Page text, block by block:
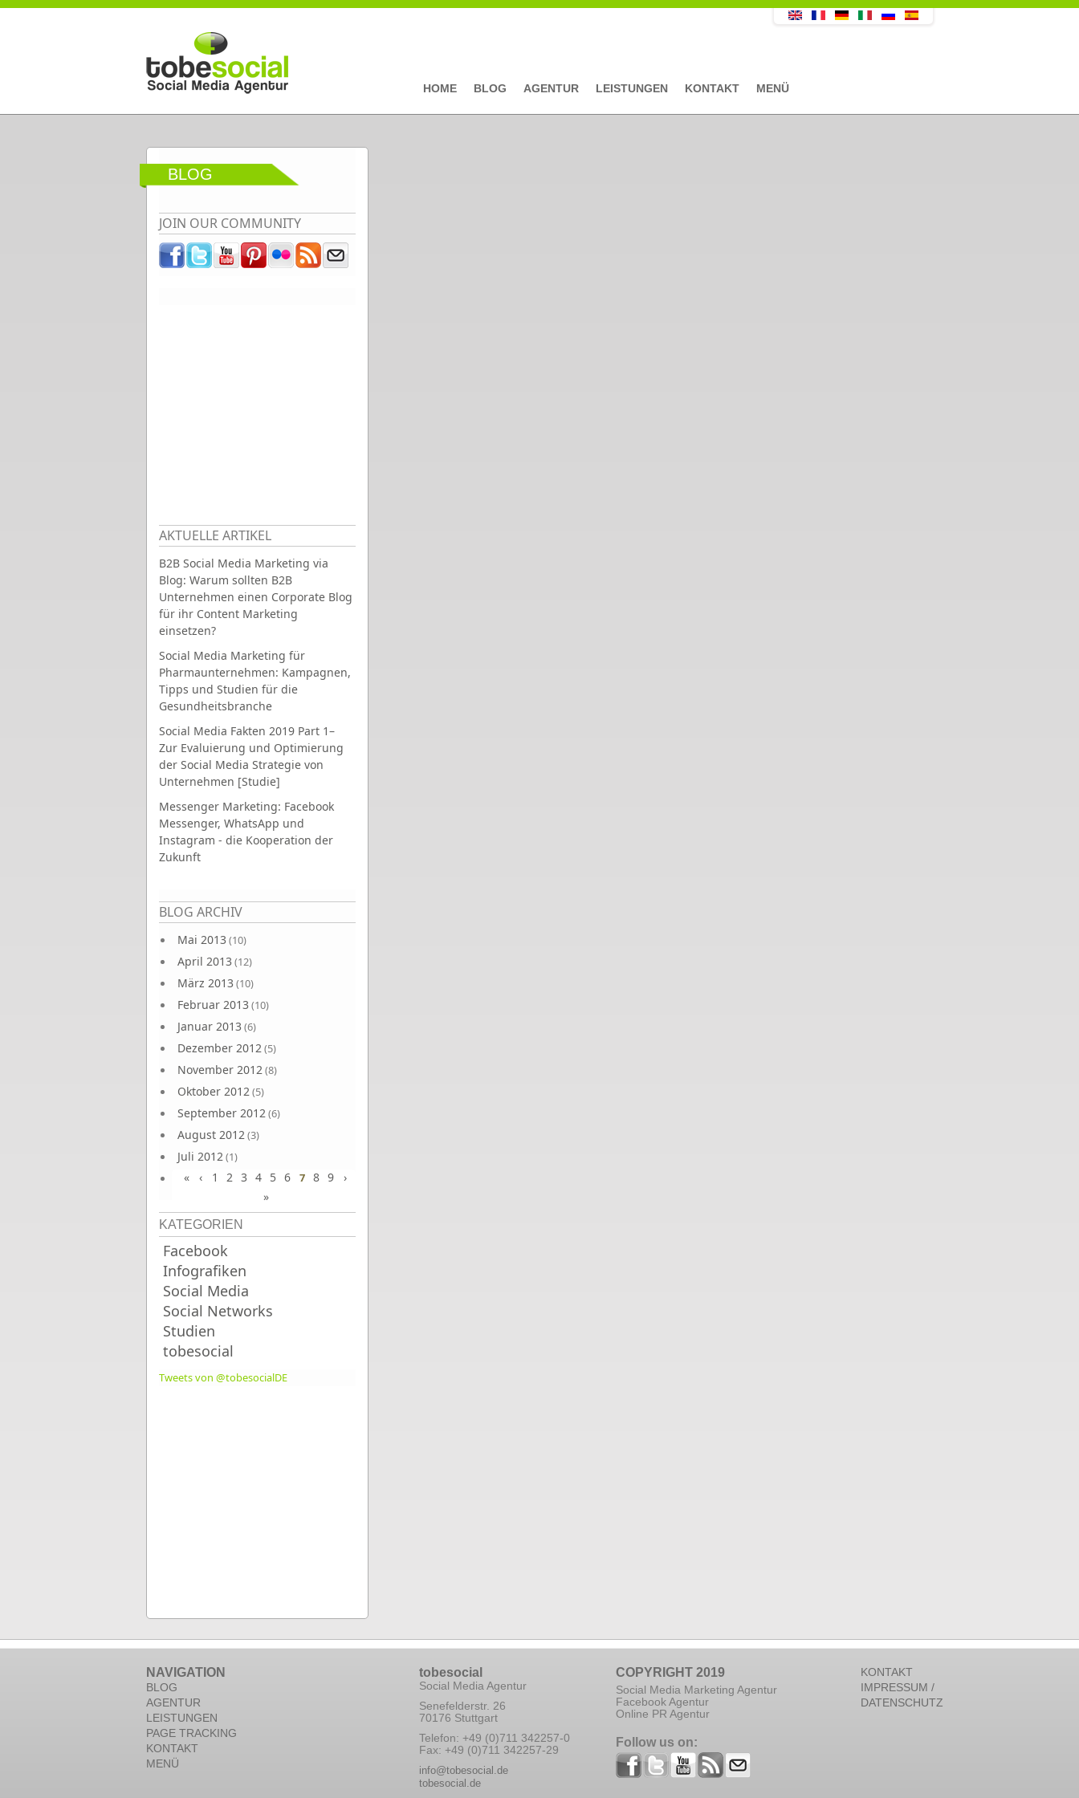
Direkt zum Inhalt
HOME BLOG AGENTUR LEISTUNGEN KONTAKT MENÜ
BLOG
JOIN OUR COMMUNITY
AKTUELLE ARTIKEL
B2B Social Media Marketing via
Blog: Warum sollten B2B
Unternehmen einen Corporate Blog
für ihr Content Marketing
einsetzen?
Social Media Marketing für
Pharmaunternehmen: Kampagnen,
Tipps und Studien für die
Gesundheitsbranche
Social Media Fakten 2019 Part 1–
Zur Evaluierung und Optimierung
der Social Media Strategie von
Unternehmen [Studie]
Messenger Marketing: Facebook
Messenger, WhatsApp und
Instagram - die Kooperation der
Zukunft
BLOG ARCHIV
Mai 2013 (10)
April 2013 (12)
März 2013 (10)
Februar 2013 (10)
Januar 2013 (6)
Dezember 2012(5)
November 2012(8)
Oktober 2012(5)
September 2012(6)
August 2012(3)
Juli 2012(1)
Juni 2012(4)
Seiten
« ‹ 1 2 3 4 5 6 7 8 9
›
»
KATEGORIEN
Facebook
Infografiken
Social Media
Social Networks
Studien
tobesocial
Tweets von @tobesocialDE
NAVIGATION
BLOG
AGENTUR
LEISTUNGEN
PAGE TRACKING
KONTAKT
MENÜ
tobesocial
Social Media Agentur
Senefelderstr. 26
70176 Stuttgart
Telefon: +49 (0)711 342257-0
Fax: +49 (0)711 342257-29
info@tobesocial.de
tobesocial.de
COPYRIGHT 2019
Social Media Marketing Agentur
Facebook Agentur
Online PR Agentur
Follow us on:
KONTAKT
IMPRESSUM /
DATENSCHUTZ